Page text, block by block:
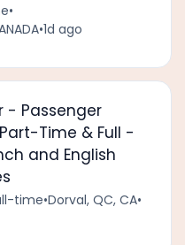
•
•1d ago
- Passenger
Time & Full -
and English
time•Dorval, QC, CA•